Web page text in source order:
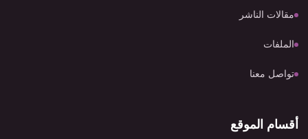
مقالات الناشر
الملفات
تواصل معنا
أقسام الموقع